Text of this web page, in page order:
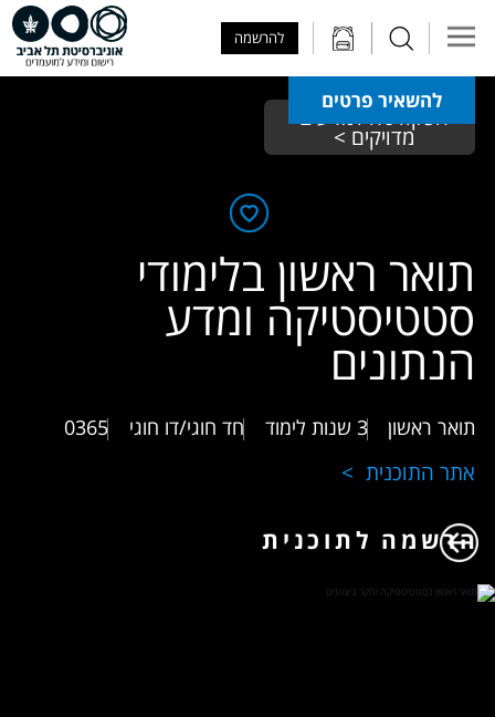
להרשמה
להשאיר פרטים
הפקולטה למדעים
מדויקים >
תואר ראשון בלימודי
סטטיסטיקה ומדע
הנתונים
תואר ראשון 3 שנות לימוד חד חוגי/דו חוגי 0365
אתר התוכנית
הרשמה לתוכנית